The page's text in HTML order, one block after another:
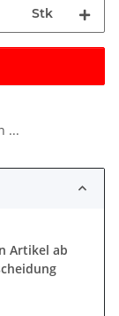
Stk
...
Artikel ab